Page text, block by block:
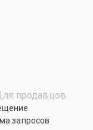
продавцов
запросов